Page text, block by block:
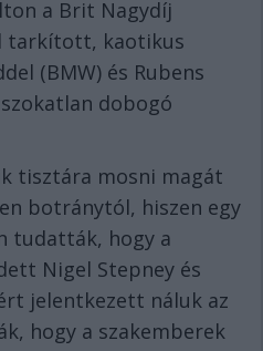
a Brit Nagydíj
tarkított, kaotikus
(BMW) és Rubens
dobogó
tisztára mosni magát
botránytól, hiszen egy
tudatták, hogy a
Nigel Stepney és
jelentkezett náluk az
hogy a szakemberek